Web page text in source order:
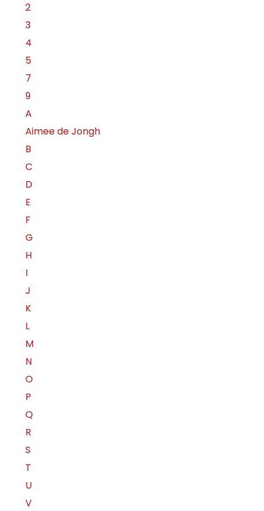
2
3
4
5
7
9
A
Aimee de Jongh
B
C
D
E
F
G
H
I
J
K
L
M
N
O
P
Q
R
S
T
U
V